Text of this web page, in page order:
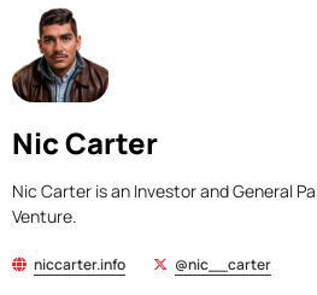
Nic Carter
Nic Carter is an Investor and General
Venture.
niccarter.info @nic__carter